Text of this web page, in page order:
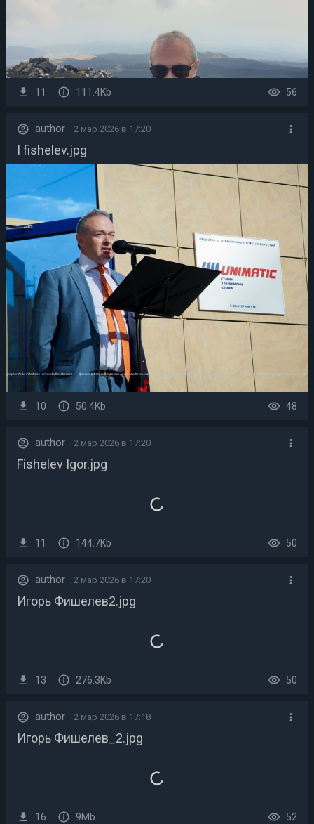
11 111.4Kb 56
author 2 мар 2026 в 17:20
I fishelev.jpg
10 50.4Kb 48
author 2 мар 2026 в 17:20
Fishelev Igor.jpg
11 144.7Kb 50
author 2 мар 2026 в 17:20
Игорь Фишелев2.jpg
13 276.3Kb 50
author 2 мар 2026 в 17:18
Игорь Фишелев_2.jpg
16 9Mb 52